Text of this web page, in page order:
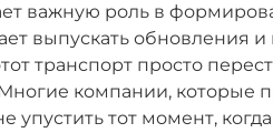
важную роль в
выпускать обновления и
транспорт просто
компании, которые
упустить тот момент,